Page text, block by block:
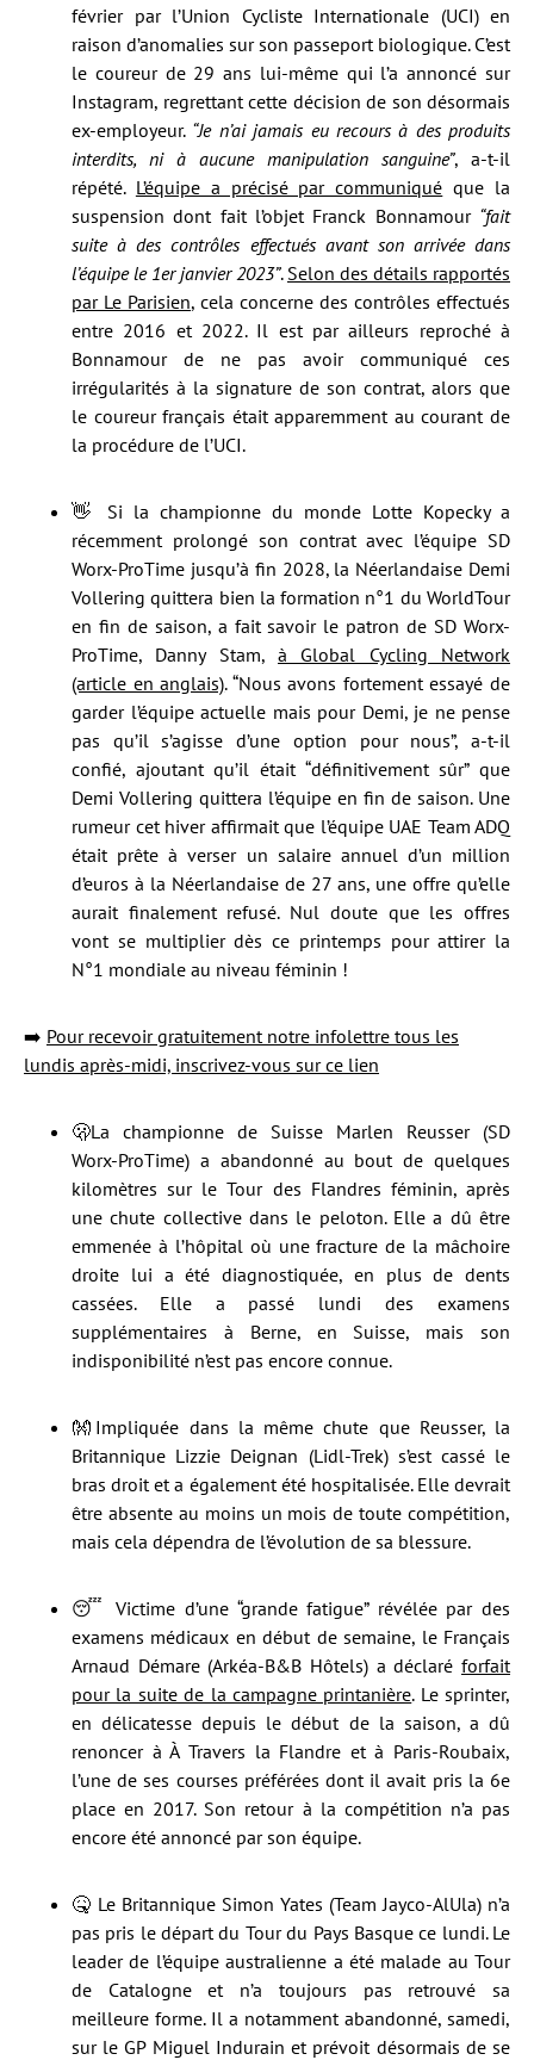
février par l’Union Cycliste Internationale (UCI) en
raison d’anomalies sur son passeport biologique. C’est
le coureur de 29 ans lui-même qui l’a annoncé sur
Instagram, regrettant cette décision de son désormais
ex-employeur. “Je n’ai jamais eu recours à des produits
interdits, ni à aucune manipulation sanguine”, a-t-il
répété. L’équipe a précisé par communiqué que la
suspension dont fait l’objet Franck Bonnamour “fait
suite à des contrôles effectués avant son arrivée dans
l’équipe le 1er janvier 2023”. Selon des détails rapportés
par Le Parisien, cela concerne des contrôles effectués
entre 2016 et 2022. Il est par ailleurs reproché à
Bonnamour de ne pas avoir communiqué ces
irrégularités à la signature de son contrat, alors que
le coureur français était apparemment au courant de
la procédure de l’UCI.
👋 Si la championne du monde Lotte Kopecky a
récemment prolongé son contrat avec l’équipe SD
Worx-ProTime jusqu’à fin 2028, la Néerlandaise Demi
Vollering quittera bien la formation n°1 du WorldTour
en fin de saison, a fait savoir le patron de SD Worx-
ProTime, Danny Stam, à Global Cycling Network
(article en anglais). “Nous avons fortement essayé de
garder l’équipe actuelle mais pour Demi, je ne pense
pas qu’il s’agisse d’une option pour nous”, a-t-il
confié, ajoutant qu’il était “définitivement sûr” que
Demi Vollering quittera l’équipe en fin de saison. Une
rumeur cet hiver affirmait que l’équipe UAE Team ADQ
était prête à verser un salaire annuel d’un million
d’euros à la Néerlandaise de 27 ans, une offre qu’elle
aurait finalement refusé. Nul doute que les offres
vont se multiplier dès ce printemps pour attirer la
N°1 mondiale au niveau féminin !
➡️ Pour recevoir gratuitement notre infolettre tous les
lundis après-midi, inscrivez-vous sur ce lien
🫢La championne de Suisse Marlen Reusser (SD
Worx-ProTime) a abandonné au bout de quelques
kilomètres sur le Tour des Flandres féminin, après
une chute collective dans le peloton. Elle a dû être
emmenée à l’hôpital où une fracture de la mâchoire
droite lui a été diagnostiquée, en plus de dents
cassées. Elle a passé lundi des examens
supplémentaires à Berne, en Suisse, mais son
indisponibilité n’est pas encore connue.
👐Impliquée dans la même chute que Reusser, la
Britannique Lizzie Deignan (Lidl-Trek) s’est cassé le
bras droit et a également été hospitalisée. Elle devrait
être absente au moins un mois de toute compétition,
mais cela dépendra de l’évolution de sa blessure.
😴 Victime d’une “grande fatigue” révélée par des
examens médicaux en début de semaine, le Français
Arnaud Démare (Arkéa-B&B Hôtels) a déclaré forfait
pour la suite de la campagne printanière. Le sprinter,
en délicatesse depuis le début de la saison, a dû
renoncer à À Travers la Flandre et à Paris-Roubaix,
l’une de ses courses préférées dont il avait pris la 6e
place en 2017. Son retour à la compétition n’a pas
encore été annoncé par son équipe.
🤒 Le Britannique Simon Yates (Team Jayco-AlUla) n’a
pas pris le départ du Tour du Pays Basque ce lundi. Le
leader de l’équipe australienne a été malade au Tour
de Catalogne et n’a toujours pas retrouvé sa
meilleure forme. Il a notamment abandonné, samedi,
sur le GP Miguel Indurain et prévoit désormais de se